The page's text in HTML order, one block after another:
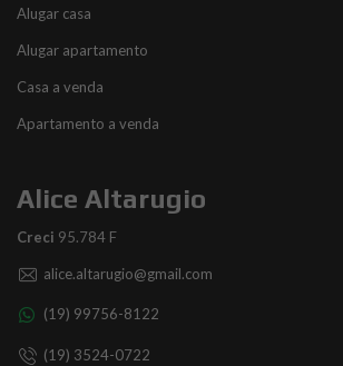
Alugar casa
Alugar apartamento
Casa a venda
Apartamento a venda
Alice Altarugio
Creci 95.784 F
alice.altarugio@gmail.com
(19) 99756-8122
(19) 3524-0722